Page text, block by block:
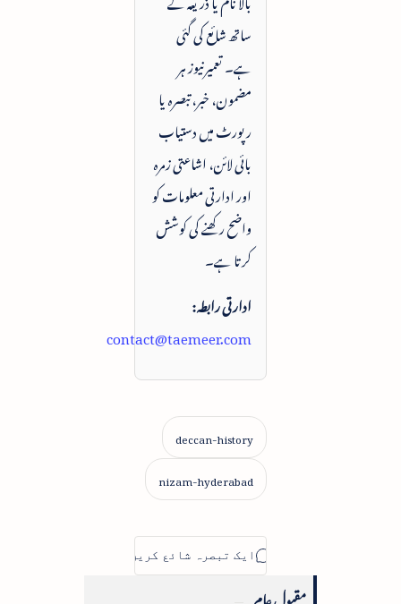
ساتھ شائع کی گئی
ہے۔ تعمیرنیوز ہر
مضمون، خبر، تبصرہ یا
رپورٹ میں دستیاب
بائی لائن، اشاعتی زمرہ
اور ادارتی معلومات کو
واضح رکھنے کی کوشش
کرتا ہے۔
ادارتی رابطہ:
contact@taemeer.com